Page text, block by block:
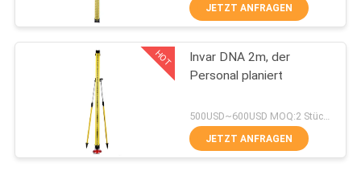
TRETEN
360 Grad-Prisma
JETZT ANFRAGEN
HOT
Invar DNA 2m, der
Personal planiert
JETZT ANFRAGEN